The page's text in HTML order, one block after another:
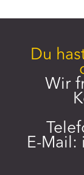
Du
Wir
E-Mail: